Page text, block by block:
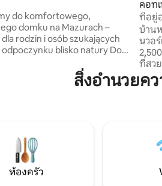
do komfortowego,
domku na Mazurach –
rodzin i osób szukających
blisko natury Do
cenie pobytu), taras, grill, plac
gier (bilard, ping-pong,
8–12 lat oraz 13-17. • 1
rodzinną strzelnicę ASG do
คอทเ
ที่อยู่
บ้าน
นวอ
ที่สวยงาม ที่อยู่อาศัยตั้
ห่าง
ใกล้เคี
2 ห้
และ
สิ่งอำนวยค
ห้องครัว